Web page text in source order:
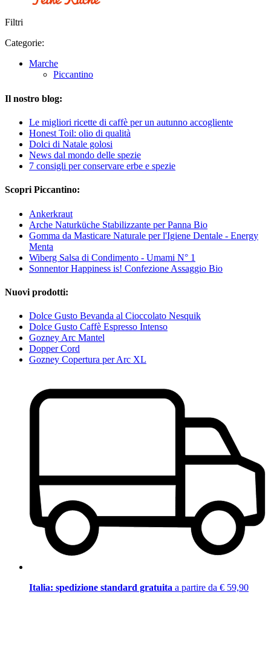
Filtri
Categorie:
Marche
Piccantino
Il nostro blog:
Le migliori ricette di caffè per un autunno accogliente
Honest Toil: olio di qualità
Dolci di Natale golosi
News dal mondo delle spezie
7 consigli per conservare erbe e spezie
Scopri Piccantino:
Ankerkraut
Arche Naturküche Stabilizzante per Panna Bio
Gomma da Masticare Naturale per l'Igiene Dentale - Energy
Menta
Wiberg Salsa di Condimento - Umami N° 1
Sonnentor Happiness is! Confezione Assaggio Bio
Nuovi prodotti:
Dolce Gusto Bevanda al Cioccolato Nesquik
Dolce Gusto Caffè Espresso Intenso
Gozney Arc Mantel
Dopper Cord
Gozney Copertura per Arc XL
Italia: spedizione standard gratuita a partire da € 59,90